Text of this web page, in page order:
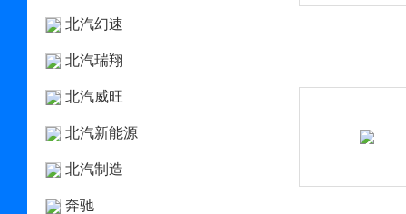
北汽幻速
北汽瑞翔
北汽威旺
北汽新能源
北汽制造
奔驰